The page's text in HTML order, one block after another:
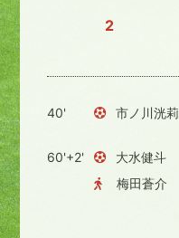
2
40' 市ノ川洸莉
60'+2'
大水健斗
梅田蒼介